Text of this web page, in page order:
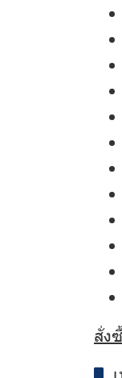
สั่ง